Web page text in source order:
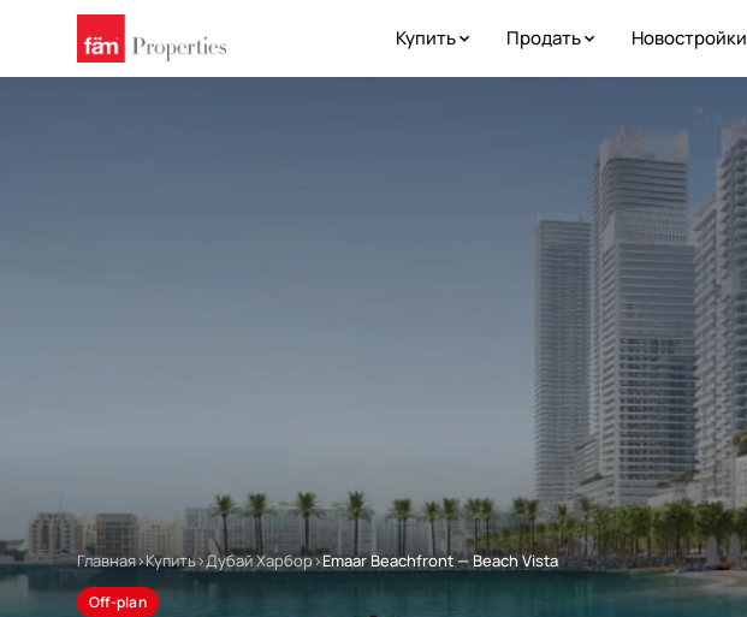
Купить Продать Новостройки
Главная›Купить›Дубай Харбор›Emaar Beachfront — Beach Vista
Off-plan